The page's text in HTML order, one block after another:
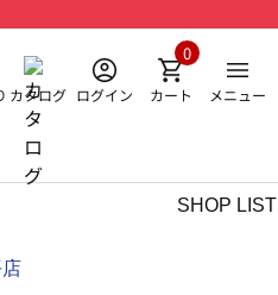
カタログ ログイン カート
0
メニュー
SHOP LIST